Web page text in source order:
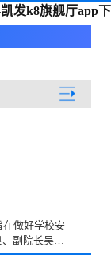
发k8旗舰厅app下
在做好学校安
副院长吴勇
。...